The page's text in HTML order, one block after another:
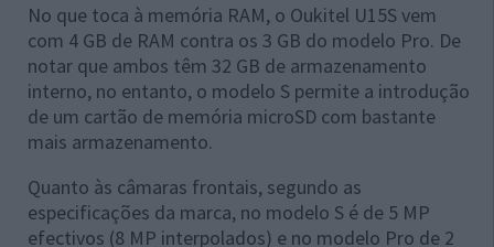
No que toca à memória RAM, o Oukitel U15S vem
com 4 GB de RAM contra os 3 GB do modelo Pro. De
notar que ambos têm 32 GB de armazenamento
interno, no entanto, o modelo S permite a introdução
de um cartão de memória microSD com bastante
mais armazenamento.
Quanto às câmaras frontais, segundo as
especificações da marca, no modelo S é de 5 MP
efectivos (8 MP interpolados) e no modelo Pro de 2